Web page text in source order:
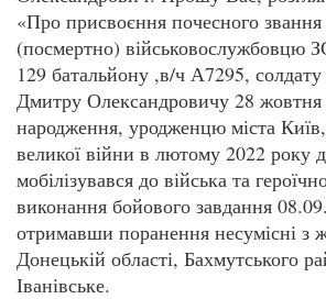
«Про присвоєння почесного
(посмертно) військовослужбовцю
129 батальйону ,в/ч А7295,
Дмитру Олександровичу 28 жовтня
народження, уродженцю міста
великої війни в лютому 2022 року
мобілізувався до війська та
виконання бойового завдання
отримавши поранення несумісні з
Донецькій області, Бахмутського
Іванівське.